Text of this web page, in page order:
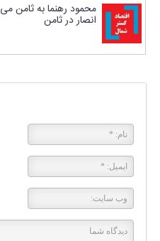
محمود رهنما به ثامن
انصار در ثامن